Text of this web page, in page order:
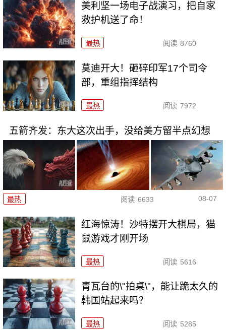
美利坚一场电子战演习，把自家
救护机送了命！
最热 阅读 8760
莫迪开大！砸碎印军17个司令
部，重组指挥结构
最热 阅读 7972
五箭齐发：东大这次出手，没给美方留半点幻想
最热 阅读 6633 08-07
红海惊涛！沙特摆开大棋局，猫
鼠游戏才刚开场
最热 阅读 5616
青瓦台的\"拍桌\"，能让跪太久的
韩国站起来吗？
最热 阅读 5285